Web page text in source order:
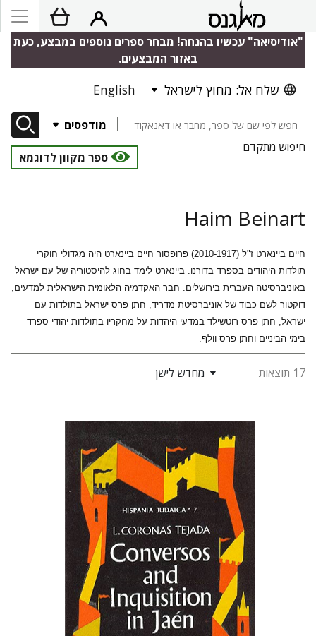
"אודיסיאה" עכשיו בהנחה! מבחר ספרים נוספים במבצע, כעת
באזור המבצעים.
שלח אל: מחוץ לישראל English
מודפסים
חיפוש מתקדם
ספר מקוון לדוגמא
Haim Beinart
חיים ביינארט ז"ל (2010-1917) פרופסור חיים ביינארט היה מגדולי חוקרי
תולדות היהודים בספרד בדורנו. ביינארט לימד בחוג להיסטוריה של עם ישראל
באוניברסיטה העברית בירושלים. חבר האקדמיה הלאומית הישראלית למדעים,
דוקטור לשם כבוד של אוניברסיטת מדריד, חתן פרס ישראל בתולדות עם
ישראל, חתן פרס רוטשילד במדעי היהדות על מחקריו בתולדות יהודי ספרד
בימי הביניים וחתן פרס וולף.
17 תוצאות מחדש לישן
Luis Coronos Tejada
חיים ביינארט